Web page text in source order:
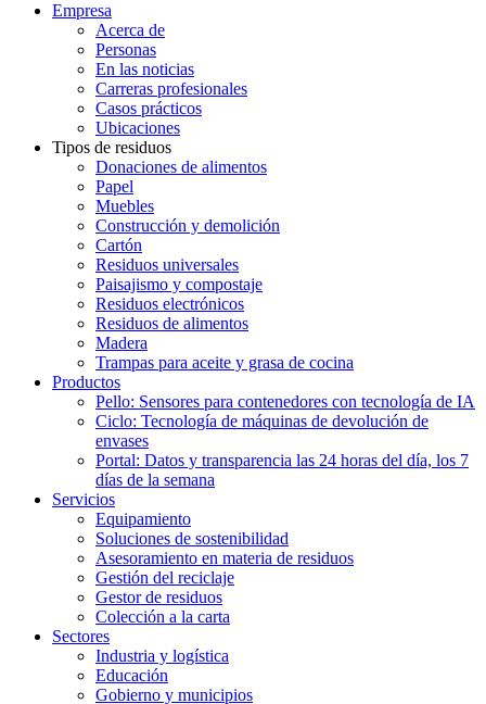
Empresa
Acerca de
Personas
En las noticias
Carreras profesionales
Casos prácticos
Ubicaciones
Tipos de residuos
Donaciones de alimentos
Papel
Muebles
Construcción y demolición
Cartón
Residuos universales
Paisajismo y compostaje
Residuos electrónicos
Residuos de alimentos
Madera
Trampas para aceite y grasa de cocina
Productos
Pello: Sensores para contenedores con tecnología de IA
Ciclo: Tecnología de máquinas de devolución de
envases
Portal: Datos y transparencia las 24 horas del día, los 7
días de la semana
Servicios
Equipamiento
Soluciones de sostenibilidad
Asesoramiento en materia de residuos
Gestión del reciclaje
Gestor de residuos
Colección a la carta
Sectores
Industria y logística
Educación
Gobierno y municipios